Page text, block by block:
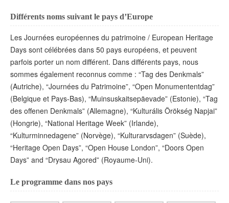
Différents noms suivant le pays d’Europe
Les Journées européennes du patrimoine / European Heritage
Days sont célébrées dans 50 pays européens, et peuvent
parfois porter un nom différent. Dans différents pays, nous
sommes également reconnus comme : “Tag des Denkmals”
(Autriche), “Journées du Patrimoine”, “Open Monumententdag”
(Belgique et Pays-Bas), “Muinsuskaitsepäevade” (Estonie), “Tag
des offenen Denkmals” (Allemagne), “Kulturális Örökség Napjai”
(Hongrie), “National Heritage Week” (Irlande),
“Kulturminnedagene” (Norvège), “Kulturarvsdagen” (Suède),
“Heritage Open Days”, “Open House London”, “Doors Open
Days” and “Drysau Agored” (Royaume-Uni).
Le programme dans nos pays